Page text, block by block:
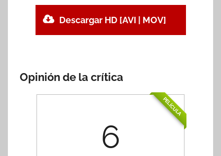
Descargar HD [AVI | MOV]
Opinión de la crítica
PELÍCULA
6